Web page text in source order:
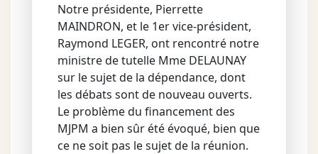
Notre présidente, Pierrette
MAINDRON, et le 1er vice-président,
Raymond LEGER, ont rencontré notre
ministre de tutelle Mme DELAUNAY
sur le sujet de la dépendance, dont
les débats sont de nouveau ouverts.
Le problème du financement des
MJPM a bien sûr été évoqué, bien que
ce ne soit pas le sujet de la réunion.